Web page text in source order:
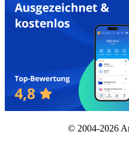
© 2004-2026